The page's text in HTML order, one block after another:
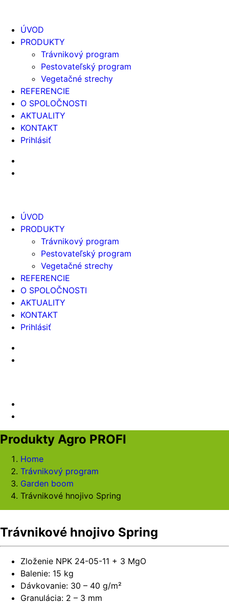
ÚVOD
PRODUKTY
Trávnikový program
Pestovateľský program
Vegetačné strechy
REFERENCIE
O SPOLOČNOSTI
AKTUALITY
KONTAKT
Prihlásiť
ÚVOD
PRODUKTY
Trávnikový program
Pestovateľský program
Vegetačné strechy
REFERENCIE
O SPOLOČNOSTI
AKTUALITY
KONTAKT
Prihlásiť
Produkty Agro PROFI
Home
Trávnikový program
Garden boom
Trávnikové hnojivo Spring
Trávnikové hnojivo Spring
Zloženie NPK 24-05-11 + 3 MgO
Balenie: 15 kg
Dávkovanie: 30 – 40 g/m²
Granulácia: 2 – 3 mm